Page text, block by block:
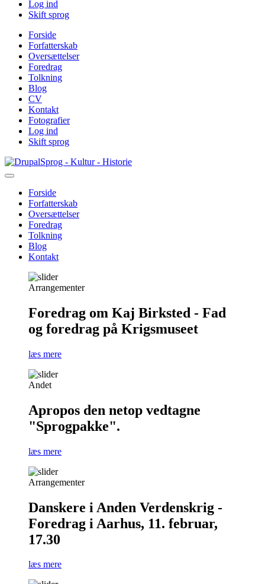
Log ind
Skift sprog
Forside
Forfatterskab
Oversættelser
Foredrag
Tolkning
Blog
CV
Kontakt
Fotografier
Log ind
Skift sprog
Gå
til
Sprog - Kultur - Historie
Primær
navigation
Forside
Forfatterskab
Oversættelser
Foredrag
Tolkning
Blog
Kontakt
Arrangementer
Foredrag om Kaj Birksted - Fad
og foredrag på Krigsmuseet
læs mere
Andet
Apropos den netop vedtagne
"Sprogpakke".
læs mere
Arrangementer
Danskere i Anden Verdenskrig -
Foredrag i Aarhus, 11. februar,
17.30
læs mere